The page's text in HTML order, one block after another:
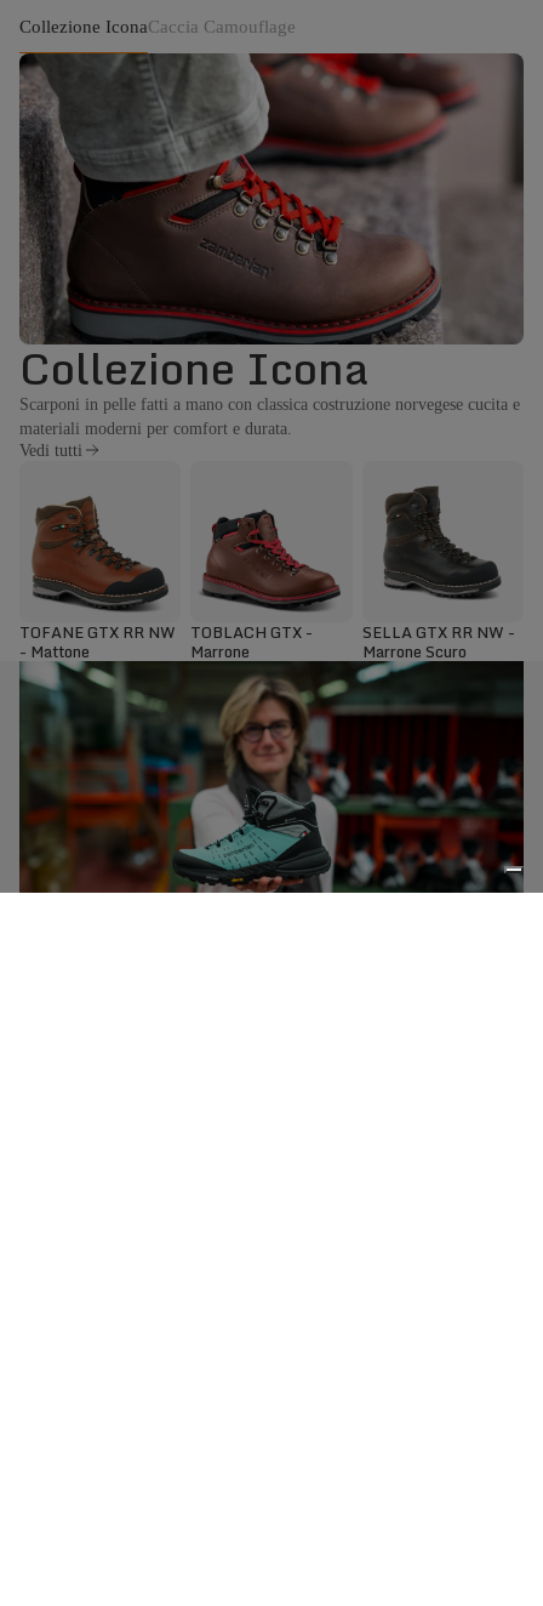
Collezione IconaCaccia Camouflage
Collezione Icona
Scarponi in pelle fatti a mano con classica costruzione norvegese cucita e
materiali moderni per comfort e durata.
Vedi tutti
TOFANE GTX RR NW
- Mattone
TOBLACH GTX -
Marrone
SELLA GTX RR NW -
Marrone Scuro